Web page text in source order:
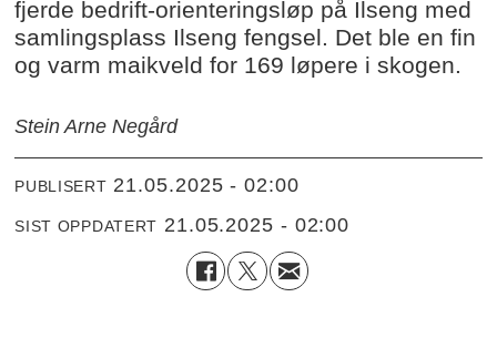
fjerde bedrift-orienteringsløp på Ilseng med
samlingsplass Ilseng fengsel. Det ble en fin
og varm maikveld for 169 løpere i skogen.
Stein Arne Negård
PUBLISERT 21.05.2025 - 02:00
SIST OPPDATERT 21.05.2025 - 02:00